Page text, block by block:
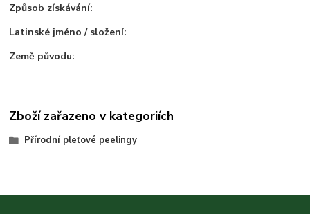
Způsob získávání:
Latinské jméno / složení:
Země původu:
Zboží zařazeno v kategoriích
Přírodní pleťové peelingy